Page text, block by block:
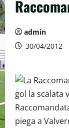
admin
30/04/2012
gol la scalata
piega a